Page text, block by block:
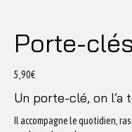
Porte-
5,90€
Un porte-clé, on l’a
Il accompagne le quotidien,